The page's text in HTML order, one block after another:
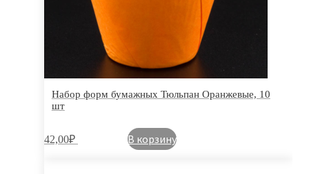
Набор форм бумажных Тюльпан Оранжевые, 10
шт
42,00₽ В корзину